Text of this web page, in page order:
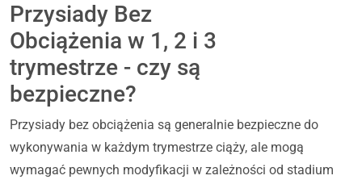
Przysiady Bez
Obciążenia w 1, 2 i 3
trymestrze - czy są
bezpieczne?
Przysiady bez obciążenia są generalnie bezpieczne do
wykonywania w każdym trymestrze ciąży, ale mogą
wymagać pewnych modyfikacji w zależności od stadium